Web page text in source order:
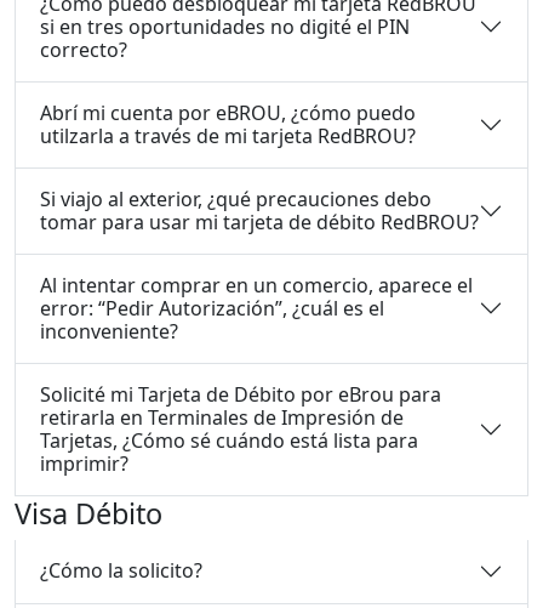
si en tres oportunidades no digité el PIN
correcto?
Abrí mi cuenta por eBROU, ¿cómo puedo
utilzarla a través de mi tarjeta RedBROU?
Si viajo al exterior, ¿qué precauciones debo
tomar para usar mi tarjeta de débito RedBROU?
Al intentar comprar en un comercio, aparece el
error: “Pedir Autorización”, ¿cuál es el
inconveniente?
Solicité mi Tarjeta de Débito por eBrou para
retirarla en Terminales de Impresión de
Tarjetas, ¿Cómo sé cuándo está lista para
imprimir?
Visa Débito
¿Cómo la solicito?